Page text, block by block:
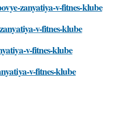
zanyatiya-v-fitnes-klube
v-fitnes-klube
v-fitnes-klube
v-fitnes-klube